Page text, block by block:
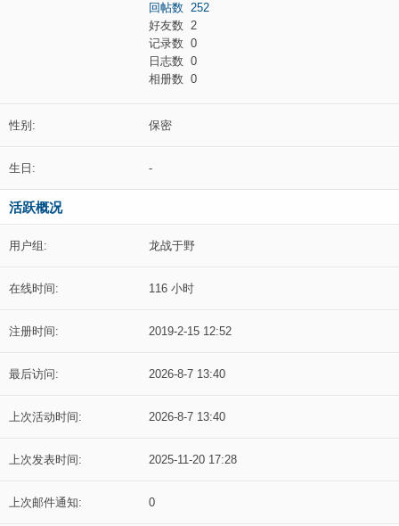
回帖数 252
好友数 2
记录数 0
日志数 0
相册数 0
性别: 保密
生日: -
活跃概况
用户组: 龙战于野
在线时间: 116 小时
注册时间: 2019-2-15 12:52
最后访问: 2026-8-7 13:40
上次活动时间: 2026-8-7 13:40
上次发表时间: 2025-11-20 17:28
上次邮件通知: 0